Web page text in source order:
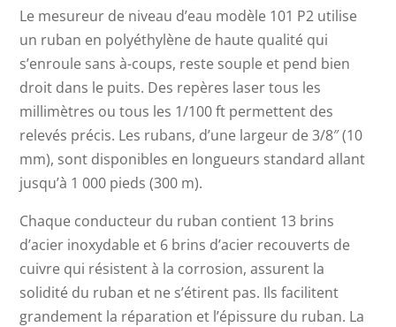
Le mesureur de niveau d’eau modèle 101 P2 utilise
un ruban en polyéthylène de haute qualité qui
s’enroule sans à-coups, reste souple et pend bien
droit dans le puits. Des repères laser tous les
millimètres ou tous les 1/100 ft permettent des
relevés précis. Les rubans, d’une largeur de 3/8″ (10
mm), sont disponibles en longueurs standard allant
jusqu’à 1 000 pieds (300 m).
Chaque conducteur du ruban contient 13 brins
d’acier inoxydable et 6 brins d’acier recouverts de
cuivre qui résistent à la corrosion, assurent la
solidité du ruban et ne s’étirent pas. Ils facilitent
grandement la réparation et l’épissure du ruban. La